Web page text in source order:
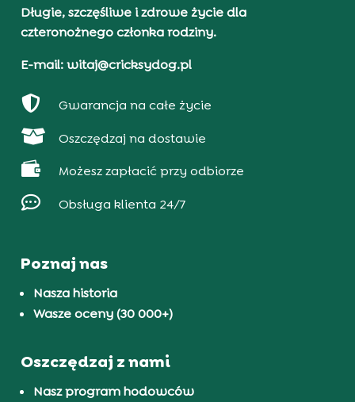
Długie, szczęśliwe i zdrowe życie dla
czteronożnego członka rodziny.
E-mail: witaj@cricksydog.pl
 Gwarancja na całe życie
 Oszczędzaj na dostawie
 Możesz zapłacić przy odbiorze
 Obsługa klienta 24/7
Poznaj nas
Nasza historia
Wasze oceny (30 000+)
Oszczędzaj z nami
Nasz program hodowców